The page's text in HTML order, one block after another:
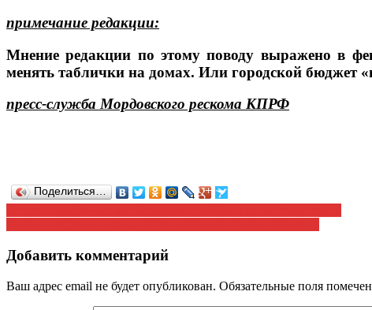
примечание редакции:
Мнение редакции по этому поводу выражено в
менять таблички на домах. Или городской бюджет
пресс-служба Мордовского рескома КПРФ
Поделиться…
Навигация
по
записям
Добавить комментарий
Ваш адрес email не будет опубликован. Обязательные поля